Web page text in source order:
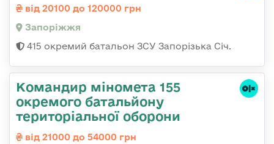
від 20100 до 120000 грн
Запоріжжя
415 окремий батальон ЗСУ Запорізька Січ.
Командир міномета 155
окремого батальйону
територіальної оборони
від 21000 до 54000 грн